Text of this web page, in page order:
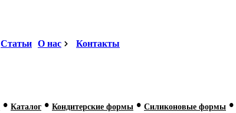
Статьи О нас Контакты
• Каталог • Кондитерские формы • Силиконовые формы •